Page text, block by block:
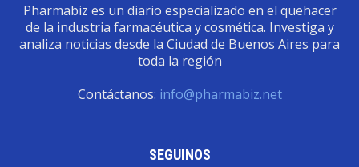
Pharmabiz es un diario especializado en el quehacer
de la industria farmacéutica y cosmética. Investiga y
analiza noticias desde la Ciudad de Buenos Aires para
toda la región
Contáctanos: info@pharmabiz.net
SEGUINOS